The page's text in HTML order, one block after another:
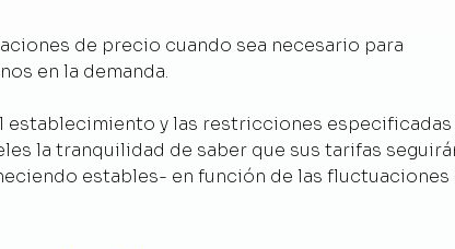
de precio cuando sea necesario para
en la demanda.
y las restricciones especificadas
la tranquilidad de saber que sus tarifas
estables- en función de las fluctuaciones